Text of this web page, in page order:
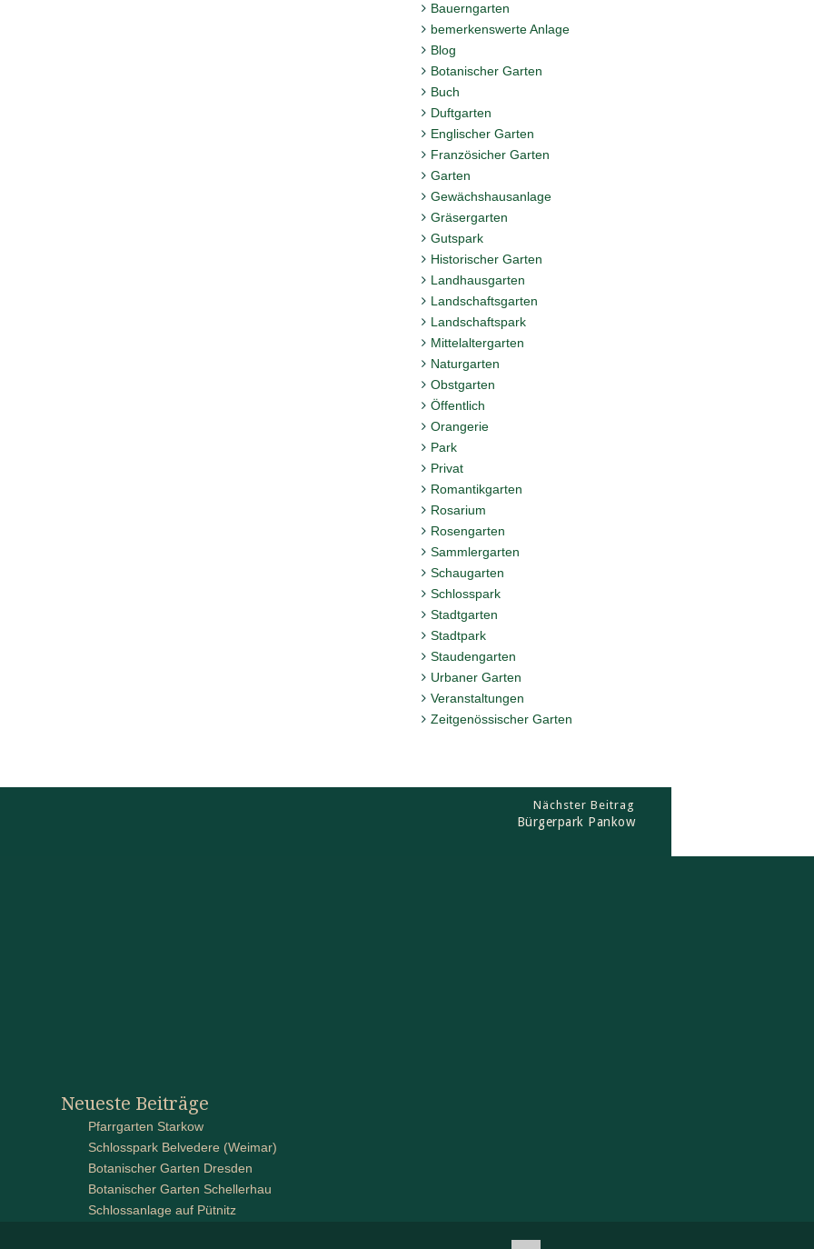
Bauerngarten
bemerkenswerte Anlage
Blog
Botanischer Garten
Buch
Duftgarten
Englischer Garten
Französicher Garten
Garten
Gewächshausanlage
Gräsergarten
Gutspark
Historischer Garten
Landhausgarten
Landschaftsgarten
Landschaftspark
Mittelaltergarten
Naturgarten
Obstgarten
Öffentlich
Orangerie
Park
Privat
Romantikgarten
Rosarium
Rosengarten
Sammlergarten
Schaugarten
Schlosspark
Stadtgarten
Stadtpark
Staudengarten
Urbaner Garten
Veranstaltungen
Zeitgenössischer Garten
Nächster Beitrag
Bürgerpark Pankow
Neueste Beiträge
Pfarrgarten Starkow
Schlosspark Belvedere (Weimar)
Botanischer Garten Dresden
Botanischer Garten Schellerhau
Schlossanlage auf Pütnitz